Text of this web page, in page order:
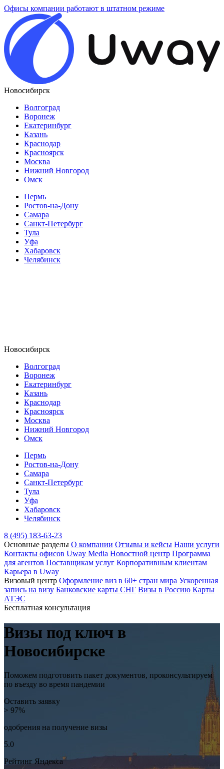
Офисы компании работают в штатном режиме
Новосибирск
Волгоград
Воронеж
Екатеринбург
Казань
Краснодар
Красноярск
Москва
Нижний Новгород
Омск
Пермь
Ростов-на-Дону
Самара
Санкт-Петербург
Тула
Уфа
Хабаровск
Челябинск
Новосибирск
Волгоград
Воронеж
Екатеринбург
Казань
Краснодар
Красноярск
Москва
Нижний Новгород
Омск
Пермь
Ростов-на-Дону
Самара
Санкт-Петербург
Тула
Уфа
Хабаровск
Челябинск
8 (495) 183-63-23
Основные разделы О компании Отзывы и кейсы Наши услуги
Контакты офисов Uway Media Новостной центр Программа
для агентов Поставщикам услуг Корпоративным клиентам
Карьера в Uway
Визовый центр Оформление виз в 60+ стран мира Ускоренная
запись на визу Банковские карты СНГ Визы в Россию Карты
АТЭС
Бесплатная консультация
Визы под ключ в
Новосибирске
Поможем подготовить пакет документов, проконсультируем
по въезду во время пандемии
Оставить заявку
> 97%
одобрения на получение визы
5.0
Рейтинг Яндекса